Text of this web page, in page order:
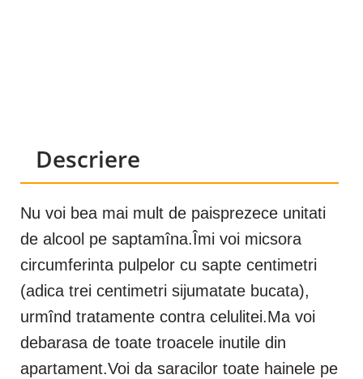
Descriere
Nu voi bea mai mult de paisprezece unitati
de alcool pe saptamîna.Îmi voi micsora
circumferinta pulpelor cu sapte centimetri
(adica trei centimetri sijumatate bucata),
urmînd tratamente contra celulitei.Ma voi
debarasa de toate troacele inutile din
apartament.Voi da saracilor toate hainele pe